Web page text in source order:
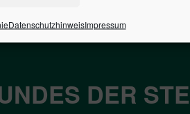
DatenschutzhinweisImpressum
DER